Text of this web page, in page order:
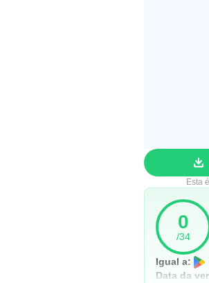
Esta
0
/34
Igual a:
Data da